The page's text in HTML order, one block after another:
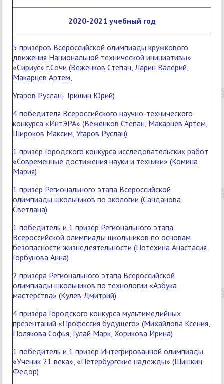
2020-2021 учебный год
5 призеров Всероссийской олимпиады кружкового
движения Национальной технической инициативы»
«Сириус» г.Сочи (Веженков Степан, Ларин Валерий,
Макарцев Артем,
Угаров Руслан, Гришин Юрий)
4 победителя Всероссийского научно-технического
конкурса «ИнтЭРА» (Веженков Степан, Макарцев Артём,
Широков Максим, Угаров Руслан)
1 призёр Городского конкурса исследовательских работ
«Современные достижения науки и техники» (Комина
Мария)
1 призёр Регионального этапа Всероссийской
олимпиады школьников по экологии (Санданова
Светлана)
1 победитель и 1 призёр Регионального этапа
Всероссийской олимпиады школьников по основам
безопасности жизнедеятельности (Потехина Анастасия,
Горбунова Анна)
2 призёра Регионального этапа Всероссийской
олимпиады школьников по технологии «Азбука
мастерства» (Кулев Дмитрий)
4 призёра Городского конкурса мультимедийных
презентаций «Профессия будущего» (Михайлова Ксения,
Полякова Софья, Гулай Марк, Хорикова Ирина)
1 победитель и 1 призёр Интегрированной олимпиады
«Ученик 21 века», «Петербургские надежды» (Шишкин
Фёдор)